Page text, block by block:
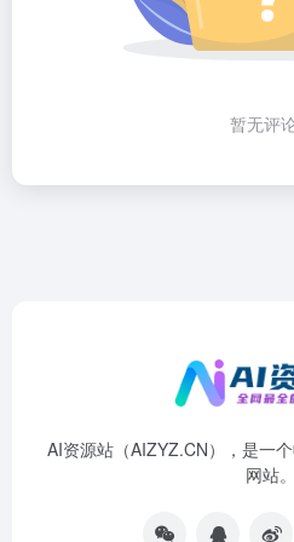
暂无评
AI资源站（AIZYZ.CN），是一
网站。